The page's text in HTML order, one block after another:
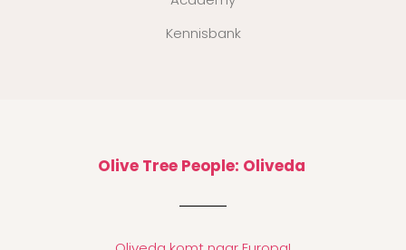
Kennisbank
Olive Tree People: Oliveda